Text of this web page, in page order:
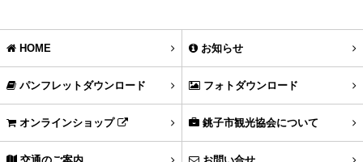
HOME お知らせ
パンフレットダウンロード フォトダウンロード
オンラインショップ 銚子市観光協会について